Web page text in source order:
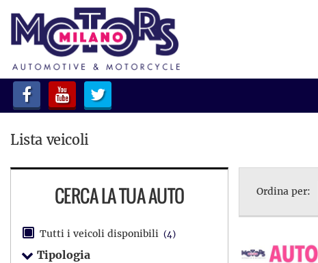
HOME
LISTA VEICOLI
ACQUISTIAMO USATO
ASSISTENZA
Lista veicoli
CERCA LA TUA AUTO
Tutti i veicoli disponibili (4)
Tipologia
Ordina per: